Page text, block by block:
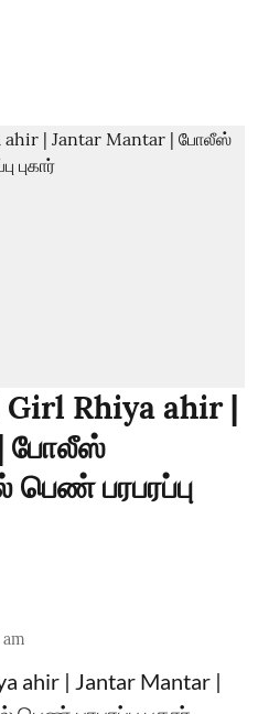
Rhiya ahir |
போலீஸ்
பரபரப்பு
ahir | Jantar Mantar |